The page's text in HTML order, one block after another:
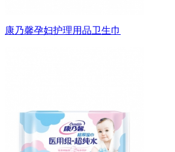
康乃馨孕妇护理用品卫生巾